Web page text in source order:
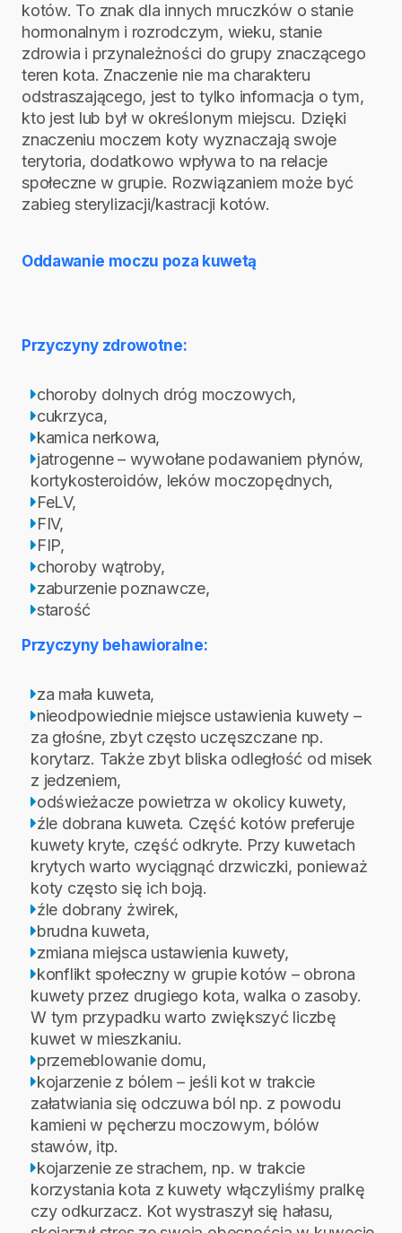
kotów. To znak dla innych mruczków o stanie
hormonalnym i rozrodczym, wieku, stanie
zdrowia i przynależności do grupy znaczącego
teren kota. Znaczenie nie ma charakteru
odstraszającego, jest to tylko informacja o tym,
kto jest lub był w określonym miejscu. Dzięki
znaczeniu moczem koty wyznaczają swoje
terytoria, dodatkowo wpływa to na relacje
społeczne w grupie. Rozwiązaniem może być
zabieg sterylizacji/kastracji kotów.
Oddawanie moczu poza kuwetą
Przyczyny zdrowotne:
choroby dolnych dróg moczowych,
cukrzyca,
kamica nerkowa,
jatrogenne – wywołane podawaniem płynów,
kortykosteroidów, leków moczopędnych,
FeLV,
FIV,
FIP,
choroby wątroby,
zaburzenie poznawcze,
starość
Przyczyny behawioralne:
za mała kuweta,
nieodpowiednie miejsce ustawienia kuwety –
za głośne, zbyt często uczęszczane np.
korytarz. Także zbyt bliska odległość od misek
z jedzeniem,
odświeżacze powietrza w okolicy kuwety,
źle dobrana kuweta. Część kotów preferuje
kuwety kryte, część odkryte. Przy kuwetach
krytych warto wyciągnąć drzwiczki, ponieważ
koty często się ich boją.
źle dobrany żwirek,
brudna kuweta,
zmiana miejsca ustawienia kuwety,
konflikt społeczny w grupie kotów – obrona
kuwety przez drugiego kota, walka o zasoby.
W tym przypadku warto zwiększyć liczbę
kuwet w mieszkaniu.
przemeblowanie domu,
kojarzenie z bólem – jeśli kot w trakcie
załatwiania się odczuwa ból np. z powodu
kamieni w pęcherzu moczowym, bólów
stawów, itp.
kojarzenie ze strachem, np. w trakcie
korzystania kota z kuwety włączyliśmy pralkę
czy odkurzacz. Kot wystraszył się hałasu,